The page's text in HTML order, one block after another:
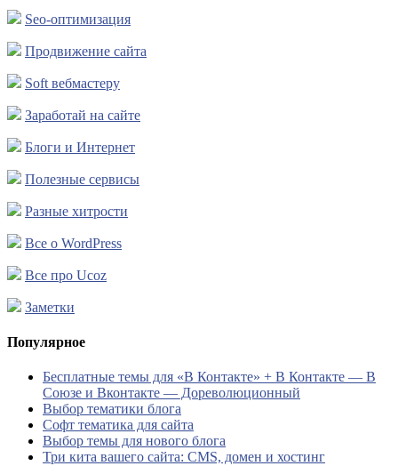
Seo-оптимизация
Продвижение сайта
Soft вебмастеру
Заработай на сайте
Блоги и Интернет
Полезные сервисы
Разные хитрости
Все о WordPress
Все про Ucoz
Заметки
Популярное
Бесплатные темы для «В Контакте» + В Контакте — В
Союзе и Вконтакте — Дореволюционный
Выбор тематики блога
Софт тематика для сайта
Выбор темы для нового блога
Три кита вашего сайта: CMS, домен и хостинг